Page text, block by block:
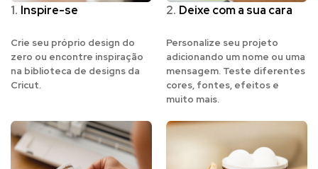
1. Inspire-se
Crie seu próprio design do
zero ou encontre inspiração
na biblioteca de designs da
Cricut.
2. Deixe com a sua cara
Personalize seu projeto
adicionando um nome ou uma
mensagem. Teste diferentes
cores, fontes, efeitos e
muito mais.